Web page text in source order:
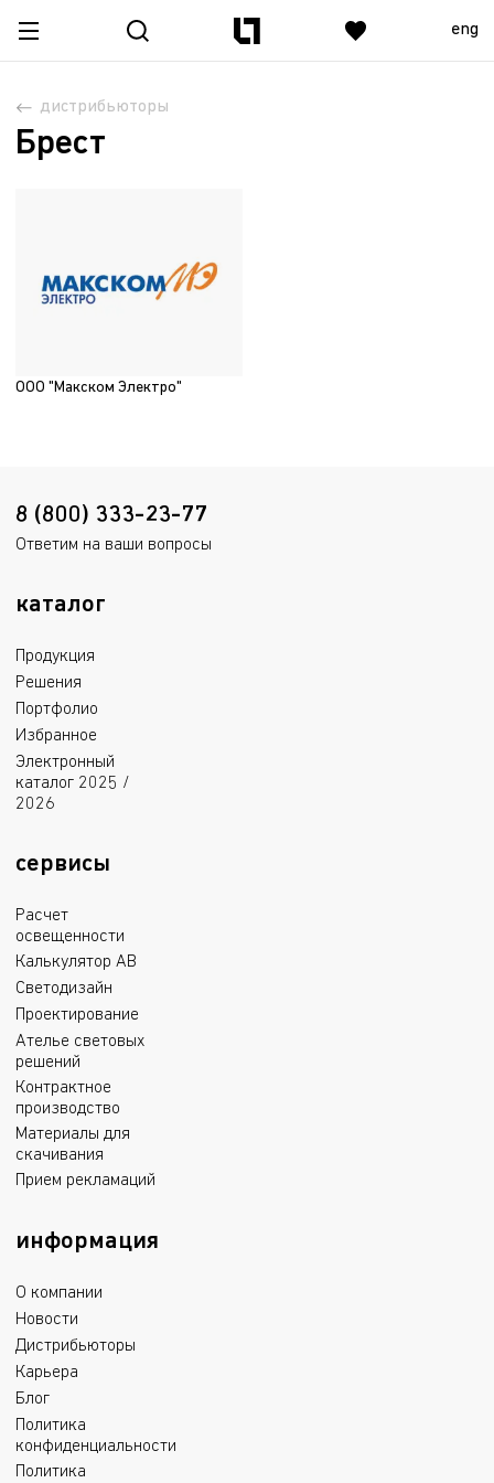
eng
дистрибьюторы
Брест
ООО "Макском Электро"
8 (800) 333-23-77
Ответим на ваши вопросы
каталог
Продукция
Решения
Портфолио
Избранное
Электронный
каталог 2025 /
2026
сервисы
Расчет
освещенности
Калькулятор АВ
Светодизайн
Проектирование
Ателье световых
решений
Контрактное
производство
Материалы для
скачивания
Прием рекламаций
информация
О компании
Новости
Дистрибьюторы
Карьера
Блог
Политика
конфиденциальности
Политика